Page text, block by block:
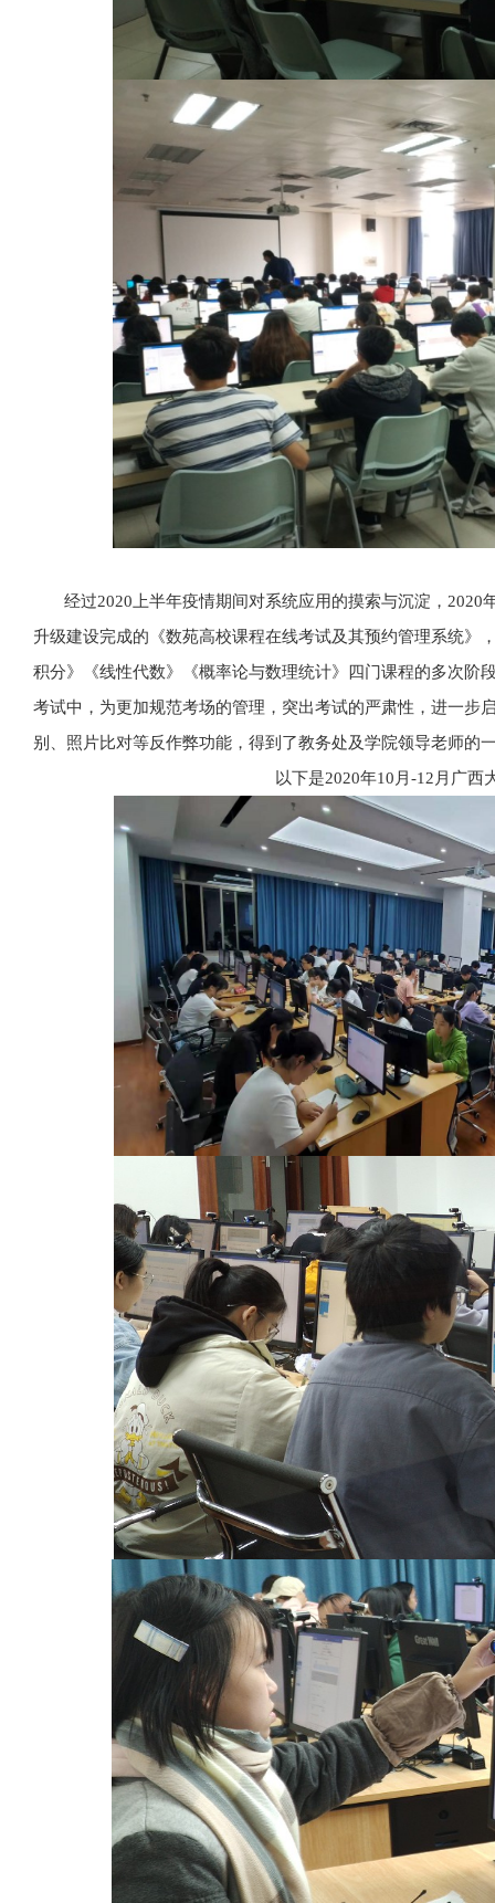
经过2020上半年疫情期间对系统应用的摸索与沉淀， 2020
升级建设完成的《数苑高校课程在线考试及其预约管理系统》
积分》《线性代数》《概率论与数理统计》四门课程的多次阶
考试中，为更加规范考场的管理，突出考试的严肃性，进一步
别、照片比对等反作弊功能，得到了教务处及学院领导老师的
以下是2020年10月-12月广西